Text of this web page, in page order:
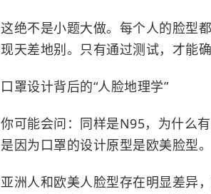
这绝不是小题大做。每个人的脸型
现天差地别。只有通过测试，才能确
口罩设计背后的“人脸地理学”
你可能会问：同样是N95，为什么
是因为口罩的设计原型是欧美脸型。
亚洲人和欧美人脸型存在明显差异